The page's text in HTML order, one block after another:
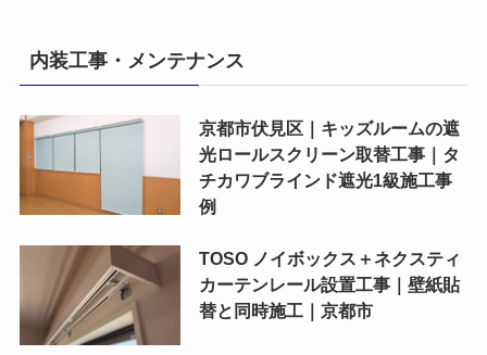
内装工事・メンテナンス
京都市伏見区｜キッズルームの遮
光ロールスクリーン取替工事｜タ
チカワブラインド遮光1級施工事
例
TOSO ノイボックス＋ネクスティ
カーテンレール設置工事｜壁紙貼
替と同時施工｜京都市